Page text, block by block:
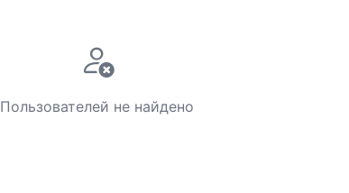
Пользователей не найдено